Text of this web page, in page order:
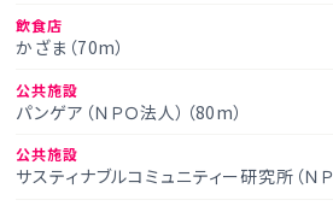
飲食店
かざま（70m）
公共施設
パンゲア（ＮＰＯ法人）（80m）
公共施設
サスティナブルコミュニティー研究所（ＮＰ